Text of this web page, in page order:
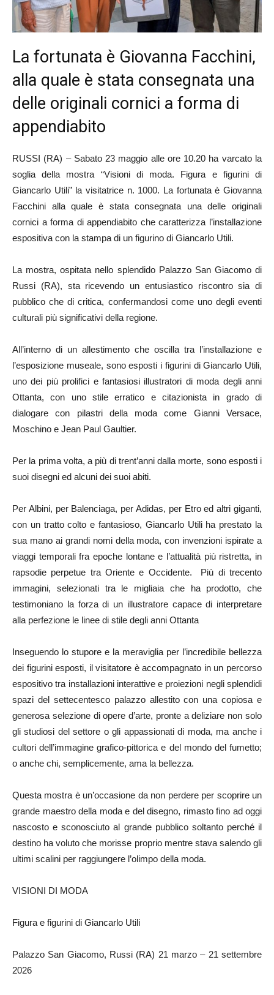
La fortunata è Giovanna Facchini,
alla quale è stata consegnata una
delle originali cornici a forma di
appendiabito
RUSSI (RA) – Sabato 23 maggio alle ore 10.20 ha varcato la
soglia della mostra “Visioni di moda. Figura e figurini di
Giancarlo Utili” la visitatrice n. 1000. La fortunata è Giovanna
Facchini alla quale è stata consegnata una delle originali
cornici a forma di appendiabito che caratterizza l’installazione
espositiva con la stampa di un figurino di Giancarlo Utili.
La mostra, ospitata nello splendido Palazzo San Giacomo di
Russi (RA), sta ricevendo un entusiastico riscontro sia di
pubblico che di critica, confermandosi come uno degli eventi
culturali più significativi della regione.
All’interno di un allestimento che oscilla tra l’installazione e
l’esposizione museale, sono esposti i figurini di Giancarlo Utili,
uno dei più prolifici e fantasiosi illustratori di moda degli anni
Ottanta, con uno stile erratico e citazionista in grado di
dialogare con pilastri della moda come Gianni Versace,
Moschino e Jean Paul Gaultier.
Per la prima volta, a più di trent’anni dalla morte, sono esposti i
suoi disegni ed alcuni dei suoi abiti.
Per Albini, per Balenciaga, per Adidas, per Etro ed altri giganti,
con un tratto colto e fantasioso, Giancarlo Utili ha prestato la
sua mano ai grandi nomi della moda, con invenzioni ispirate a
viaggi temporali fra epoche lontane e l’attualità più ristretta, in
rapsodie perpetue tra Oriente e Occidente. Più di trecento
immagini, selezionati tra le migliaia che ha prodotto, che
testimoniano la forza di un illustratore capace di interpretare
alla perfezione le linee di stile degli anni Ottanta
Inseguendo lo stupore e la meraviglia per l’incredibile bellezza
dei figurini esposti, il visitatore è accompagnato in un percorso
espositivo tra installazioni interattive e proiezioni negli splendidi
spazi del settecentesco palazzo allestito con una copiosa e
generosa selezione di opere d’arte, pronte a deliziare non solo
gli studiosi del settore o gli appassionati di moda, ma anche i
cultori dell’immagine grafico-pittorica e del mondo del fumetto;
o anche chi, semplicemente, ama la bellezza.
Questa mostra è un’occasione da non perdere per scoprire un
grande maestro della moda e del disegno, rimasto fino ad oggi
nascosto e sconosciuto al grande pubblico soltanto perché il
destino ha voluto che morisse proprio mentre stava salendo gli
ultimi scalini per raggiungere l’olimpo della moda.
VISIONI DI MODA
Figura e figurini di Giancarlo Utili
Palazzo San Giacomo, Russi (RA) 21 marzo – 21 settembre
2026